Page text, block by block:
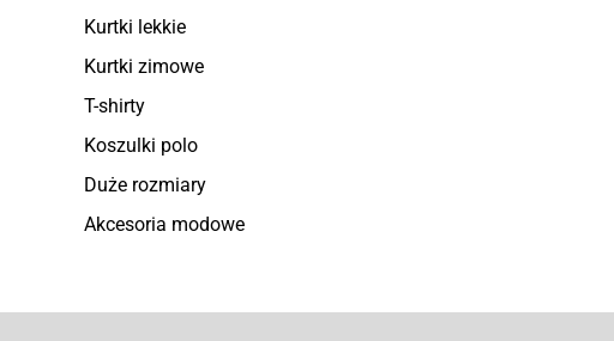
Kurtki lekkie
Kurtki zimowe
T-shirty
Koszulki polo
Duże rozmiary
Akcesoria modowe